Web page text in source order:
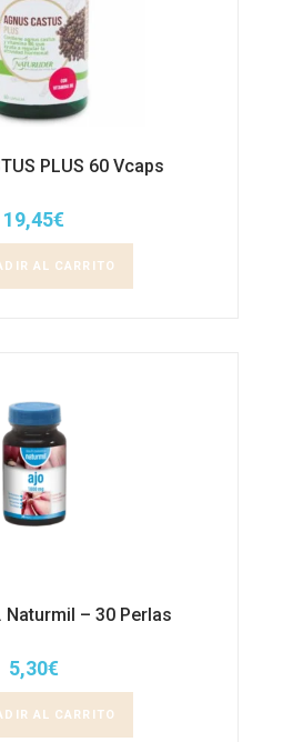
PLUS 60 Vcaps
19,45€
AL CARRITO
Naturmil – 30 Perlas
5,30€
AL CARRITO